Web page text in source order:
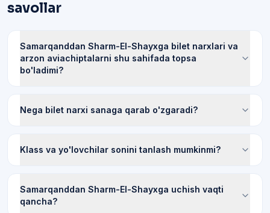
savollar
Samarqanddan Sharm-El-Shayxga bilet narxlari va
arzon aviachiptalarni shu sahifada topsa
bo'ladimi?
Nega bilet narxi sanaga qarab o'zgaradi?
Klass va yo'lovchilar sonini tanlash mumkinmi?
Samarqanddan Sharm-El-Shayxga uchish vaqti
qancha?